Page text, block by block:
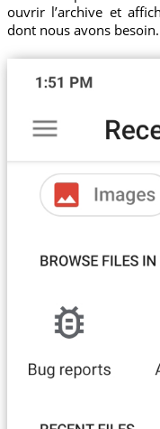
ouvrir l’archive et
dont nous avons besoin.